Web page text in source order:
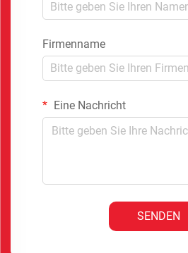
Firmenname
Eine Nachricht
SENDEN